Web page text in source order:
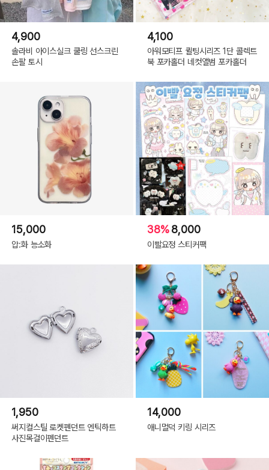
4,900
솔라비 아이스실크 쿨링 선스크린
손팔 토시
4,100
아워모티프 퀼팅시리즈 1단 콜렉트
북 포카홀더 네컷앨범 포카홀더
15,000
압:화 능소화
38%8,000
이빨요정 스티커팩
1,950
써지컬스틸 로켓펜던트 엔틱하트
사진목걸이펜던트
14,000
애니멀덕 키링 시리즈